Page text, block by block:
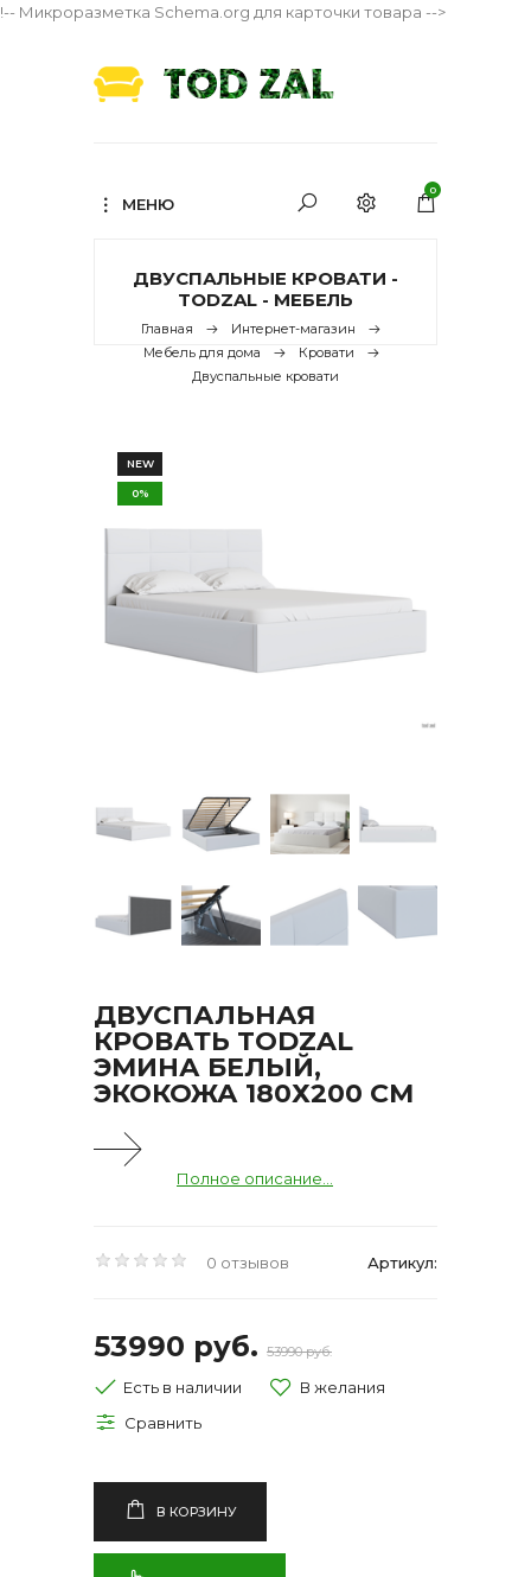
!-- Микроразметка Schema.org для карточки товара -->
МЕНЮ
0
ДВУСПАЛЬНЫЕ КРОВАТИ -
TODZAL - МЕБЕЛЬ
Главная
Интернет-магазин
Мебель для дома
Кровати
Двуспальные кровати
NEW
0%
ДВУСПАЛЬНАЯ
КРОВАТЬ TODZAL
ЭМИНА БЕЛЫЙ,
ЭКОКОЖА 180Х200 СМ
Полное описание...
0 отзывов Артикул:
53990 руб. 53990 руб.
Есть в наличии
В КОРЗИНУ